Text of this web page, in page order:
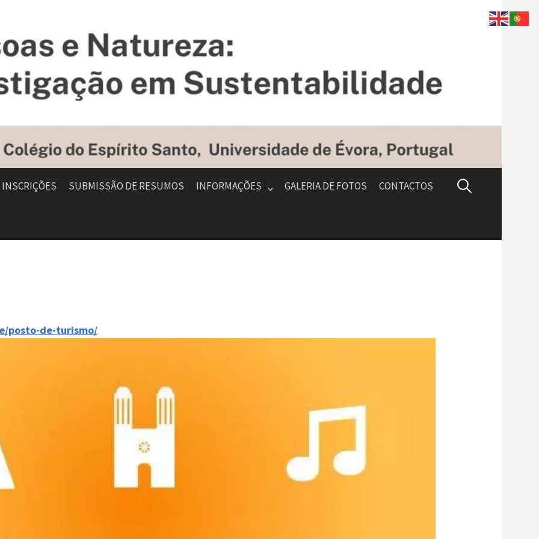
INSCRIÇÕES SUBMISSÃO DE RESUMOS INFORMAÇÕES GALERIA DE FOTOS CONTACTOS Pesquisar
posto-de-turismo/